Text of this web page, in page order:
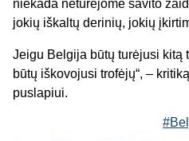
niekada neturėjome savito
jokių iškaltų derinių, jokių
Jeigu Belgija būtų turėjusi kitą
būtų iškovojusi trofėjų“, –
puslapiui.